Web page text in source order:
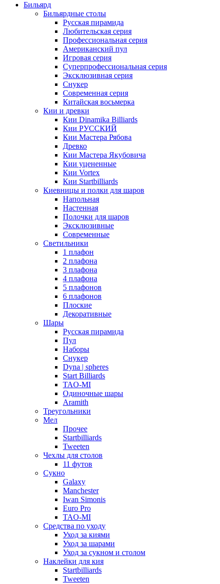
Бильярд
Бильярдные столы
Русская пирамида
Любительская серия
Профессиональная серия
Американский пул
Игровая серия
Суперпрофессиональная серия
Эксклюзивная серия
Снукер
Современная серия
Китайская восьмерка
Кии и древки
Кии Dinamika Billiards
Кии РУССКИЙ
Кии Мастера Рябова
Древко
Кии Мастера Якубовича
Кии уцененные
Кии Vortex
Кии Startbilliards
Киевницы и полки для шаров
Напольная
Настенная
Полочки для шаров
Эксклюзивные
Современные
Светильники
1 плафон
2 плафона
3 плафона
4 плафона
5 плафонов
6 плафонов
Плоские
Декоративные
Шары
Русская пирамида
Пул
Наборы
Снукер
Dyna | spheres
Start Billiards
TAO-MI
Одиночные шары
Aramith
Треугольники
Мел
Прочее
Startbilliards
Tweeten
Чехлы для столов
11 футов
Сукно
Galaxy
Manchester
Iwan Simonis
Euro Pro
TAO-MI
Средства по уходу
Уход за киями
Уход за шарами
Уход за сукном и столом
Наклейки для кия
Startbilliards
Tweeten